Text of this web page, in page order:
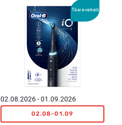
b.
Tikai e-veikalā
02.08.2026 - 01.09.2026
02.08-01.09